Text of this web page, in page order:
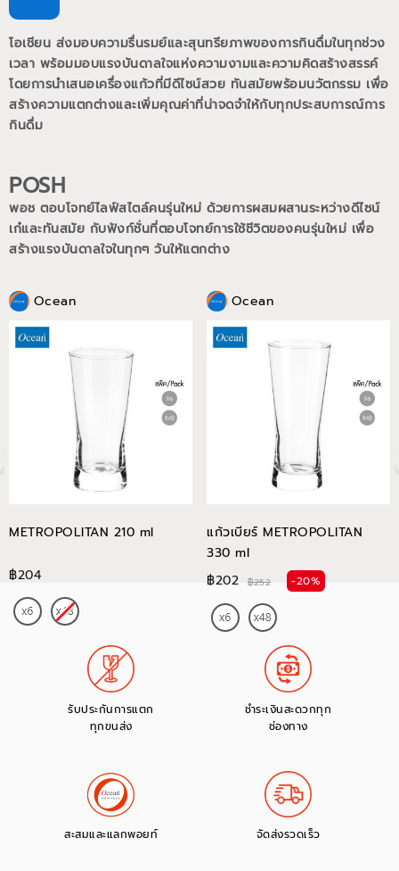
โอเชียน ส่งมอบความรื่นรมย์และสุนทรียภาพของการกินดื่มในทุกช่วง
เวลา พร้อมมอบแรงบันดาลใจแห่งความงามและความคิดสร้างสรรค์
โดยการนำเสนอเครื่องแก้วที่มีดีไซน์สวย ทันสมัยพร้อมนวัตกรรม เพื่อ
สร้างความแตกต่างและเพิ่มคุณค่าที่น่าจดจำให้กับทุกประสบการณ์การ
กินดื่ม
POSH
พอช ตอบโจทย์ไลฟ์สไตล์คนรุ่นใหม่ ด้วยการผสมผสานระหว่างดีไซน์
เก๋และทันสมัย กับฟังก์ชั่นที่ตอบโจทย์การใช้ชีวิตของคนรุ่นใหม่ เพื่อ
สร้างแรงบันดาลใจในทุกๆ วันให้แตกต่าง
Ocean
METROPOLITAN 210 ml
฿204
Ocean
แก้วเบียร์ METROPOLITAN
330 ml
฿202
฿252 -20%
รับประกันการแตก
ทุกขนส่ง
ชำระเงินสะดวกทุก
ช่องทาง
สะสมและแลกพอยท์ จัดส่งรวดเร็ว